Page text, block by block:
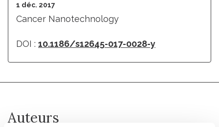
1 déc. 2017
Cancer Nanotechnology
DOI : 10.1186/s12645-017-0028-y
Auteurs